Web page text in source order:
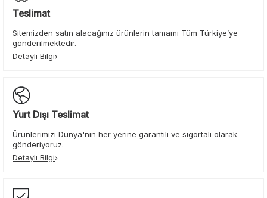
Teslimat
Sitemizden satın alacağınız ürünlerin tamamı Tüm Türkiye’ye
gönderilmektedir.
Detaylı Bilgi
Yurt Dışı Teslimat
Ürünlerimizi Dünya'nın her yerine garantili ve sigortalı olarak
gönderiyoruz.
Detaylı Bilgi